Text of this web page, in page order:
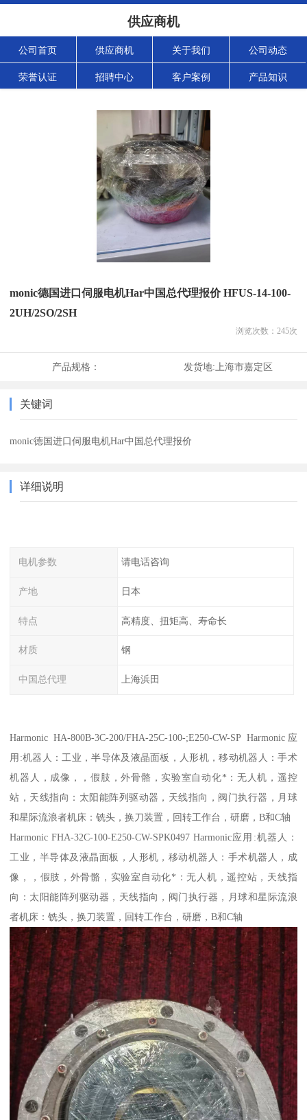
供应商机
公司首页 供应商机 关于我们 公司动态
荣誉认证 招聘中心 客户案例 产品知识
monic德国进口伺服电机Har中国总代理报价 HFUS-14-100-
2UH/2SO/2SH
浏览次数： 245次
产品规格： 发货地: 上海市嘉定区
关键词
monic德国进口伺服电机Har中国总代理报价
详细说明
电机参数 请电话咨询
产地 日本
特点 高精度、扭矩高、寿命长
材质 钢
中国总代理 上海浜田
Harmonic HA-800B-3C-200/FHA-25C-100-;E250-CW-SP Harmonic应
用:机器人：工业，半导体及液晶面板，人形机，移动机器人：手术
机器人，成像，，假肢，外骨骼，实验室自动化*：无人机，遥控
站，天线指向：太阳能阵列驱动器，天线指向，阀门执行器，月球
和星际流浪者机床：铣头，换刀装置，回转工作台，研磨，B和C轴
Harmonic FHA-32C-100-E250-CW-SPK0497 Harmonic应用:机器人：
工业，半导体及液晶面板，人形机，移动机器人：手术机器人，成
像，，假肢，外骨骼，实验室自动化*：无人机，遥控站，天线指
向：太阳能阵列驱动器，天线指向，阀门执行器，月球和星际流浪
者机床：铣头，换刀装置，回转工作台，研磨，B和C轴